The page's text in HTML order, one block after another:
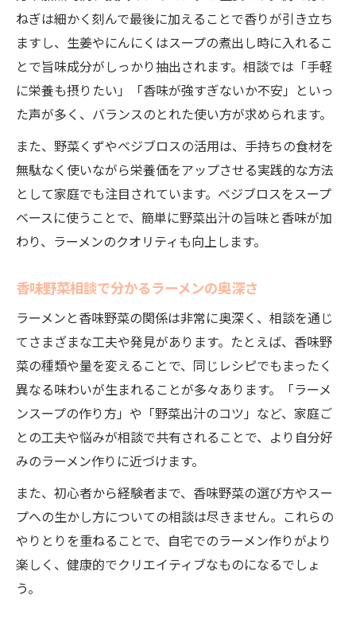
ねぎは細かく刻んで最後に加えることで香りが引き立ち
ますし、生姜やにんにくはスープの煮出し時に入れるこ
とで旨味成分がしっかり抽出されます。相談では「手軽
に栄養も摂りたい」「香味が強すぎないか不安」といっ
た声が多く、バランスのとれた使い方が求められます。
また、野菜くずやベジブロスの活用は、手持ちの食材を
無駄なく使いながら栄養価をアップさせる実践的な方法
として家庭でも注目されています。ベジブロスをスープ
ベースに使うことで、簡単に野菜出汁の旨味と香味が加
わり、ラーメンのクオリティも向上します。
香味野菜相談で分かるラーメンの奥深さ
ラーメンと香味野菜の関係は非常に奥深く、相談を通じ
てさまざまな工夫や発見があります。たとえば、香味野
菜の種類や量を変えることで、同じレシピでもまったく
異なる味わいが生まれることが多々あります。「ラーメ
ンスープの作り方」や「野菜出汁のコツ」など、家庭ご
との工夫や悩みが相談で共有されることで、より自分好
みのラーメン作りに近づけます。
また、初心者から経験者まで、香味野菜の選び方やスー
プへの生かし方についての相談は尽きません。これらの
やりとりを重ねることで、自宅でのラーメン作りがより
楽しく、健康的でクリエイティブなものになるでしょ
う。